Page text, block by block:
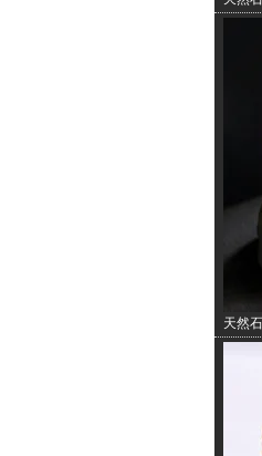
天然